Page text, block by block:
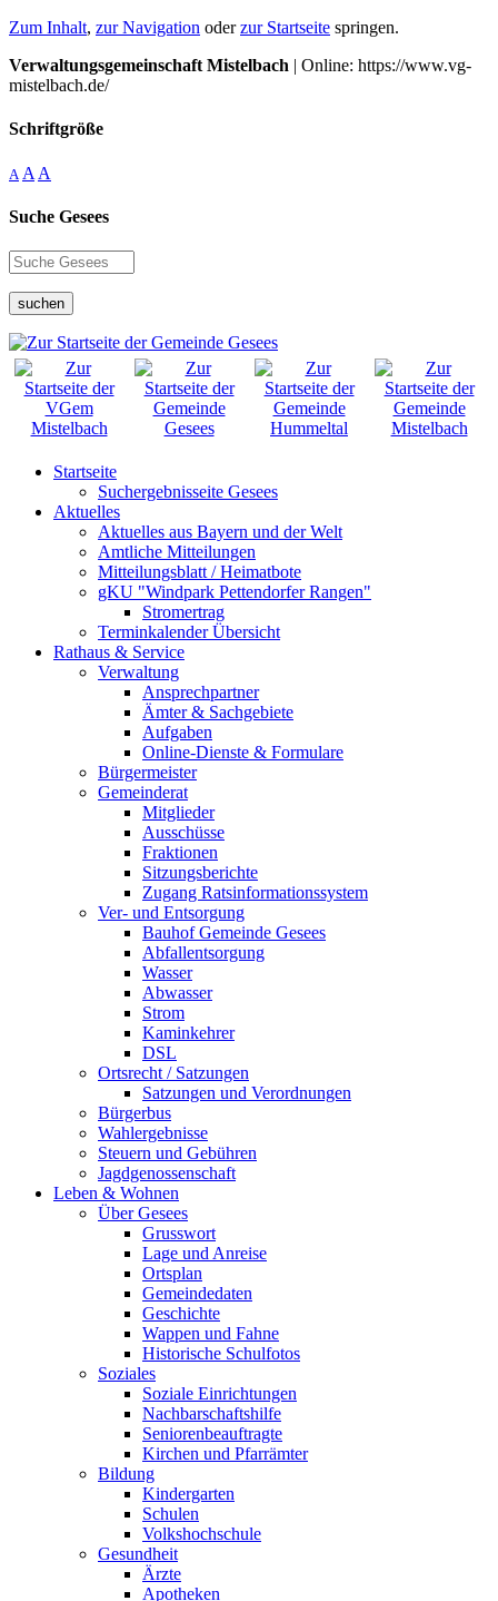
Zum Inhalt, zur Navigation oderzur Startseite springen.
Verwaltungsgemeinschaft Mistelbach | Online: https://www.vg-
mistelbach.de/
Schriftgröße
A A A
Suche Gesees
suchen
Startseite
Suchergebnisseite Gesees
Aktuelles
Aktuelles aus Bayern und der Welt
Amtliche Mitteilungen
Mitteilungsblatt / Heimatbote
gKU "Windpark Pettendorfer Rangen"
Stromertrag
Terminkalender Übersicht
Rathaus & Service
Verwaltung
Ansprechpartner
Ämter & Sachgebiete
Aufgaben
Online-Dienste & Formulare
Bürgermeister
Gemeinderat
Mitglieder
Ausschüsse
Fraktionen
Sitzungsberichte
Zugang Ratsinformationssystem
Ver- und Entsorgung
Bauhof Gemeinde Gesees
Abfallentsorgung
Wasser
Abwasser
Strom
Kaminkehrer
DSL
Ortsrecht / Satzungen
Satzungen und Verordnungen
Bürgerbus
Wahlergebnisse
Steuern und Gebühren
Jagdgenossenschaft
Leben & Wohnen
Über Gesees
Grusswort
Lage und Anreise
Ortsplan
Gemeindedaten
Geschichte
Wappen und Fahne
Historische Schulfotos
Soziales
Soziale Einrichtungen
Nachbarschaftshilfe
Seniorenbeauftragte
Kirchen und Pfarrämter
Bildung
Kindergarten
Schulen
Volkshochschule
Gesundheit
Ärzte
Apotheken